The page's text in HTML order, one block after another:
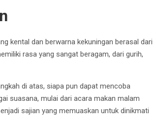
kental dan berwarna kekuningan berasal dari
rasa yang sangat beragam, dari gurih,
di atas, siapa pun dapat mencoba
suasana, mulai dari acara makan malam
sajian yang memuaskan untuk dinikmati